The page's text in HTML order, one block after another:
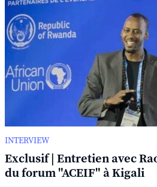
INTERVIEW
Exclusif | Entretien avec
du forum "ACEIF" à Kigali